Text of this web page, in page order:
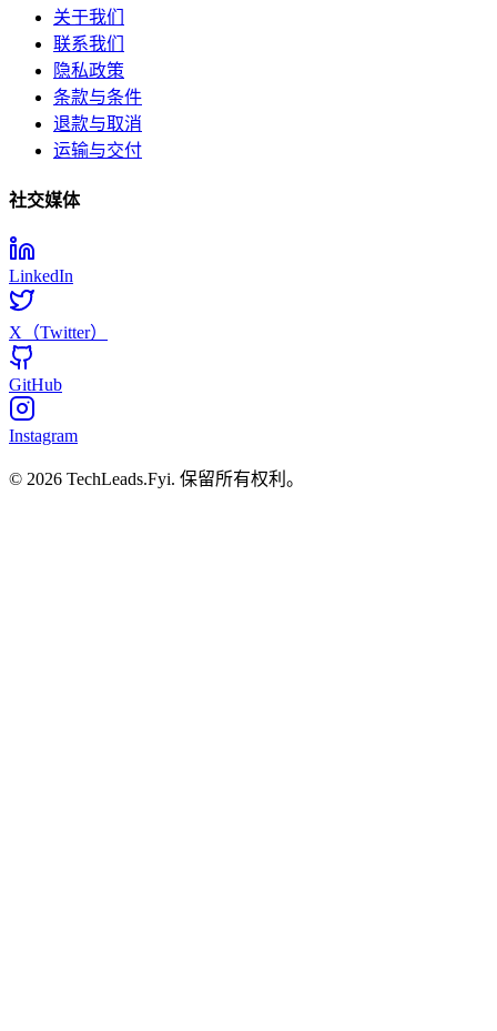
关于我们
联系我们
隐私政策
条款与条件
退款与取消
运输与交付
社交媒体
LinkedIn
X（Twitter）
GitHub
Instagram
© 2026 TechLeads.Fyi. 保留所有权利。